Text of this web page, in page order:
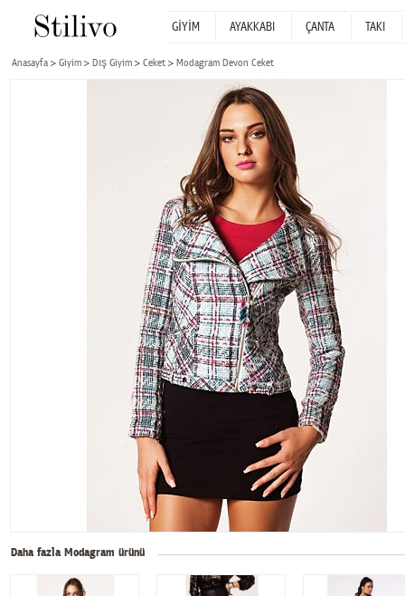
GİYİM AYAKKABI ÇANTA TAKI
Anasayfa Giyim Dış Giyim Ceket Modagram Devon Ceket
Daha fazla Modagram ürünü